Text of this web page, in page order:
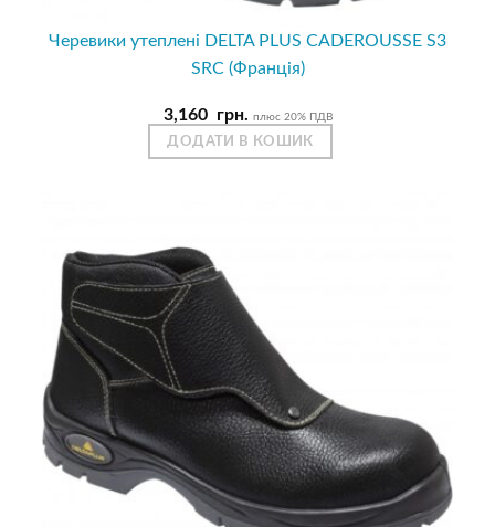
Черевики утеплені DELTA PLUS CADEROUSSE S3
SRC (Франція)
3,160 грн. плюс 20% ПДВ
ДОДАТИ В КОШИК